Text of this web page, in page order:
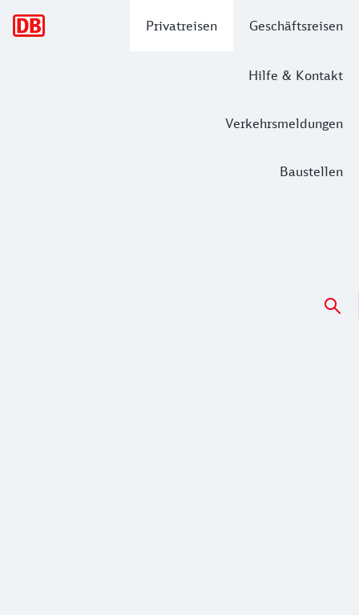
Privatreisen Geschäftsreisen
Hilfe & Kontakt
Verkehrsmeldungen
Baustellen